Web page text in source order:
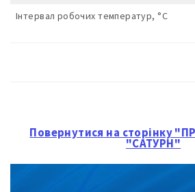
Інтервал робочих температур, °С
Повернутися на сторінку
"САТУРН"